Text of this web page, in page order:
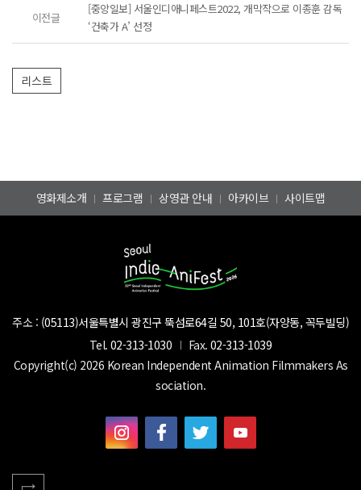
이전글
[중앙일보] 서울인디애니페스트2022, 개막작으로 이종훈 감독
‘건축가 A’ 선정
영화제소개 프로그램 상영관 안내 아카이브 사이트맵
주소 : (05113)서울특별시 광진구 뚝섬로64길 50, 101호(자양동, 꼭두빌딩)
Tel. 02-313-1030 Fax. 02-313-1039
Copyright(c) 2026 Korean Independent Animation Filmmakers As
sociation.